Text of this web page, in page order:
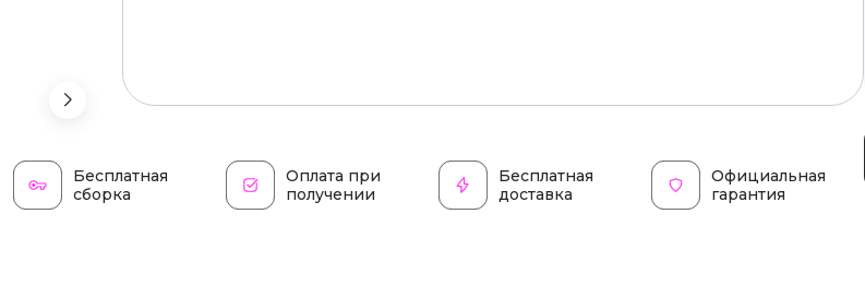
Бесплатная
сборка
Оплата при
получении
Бесплатная
доставка
Официальная
гарантия